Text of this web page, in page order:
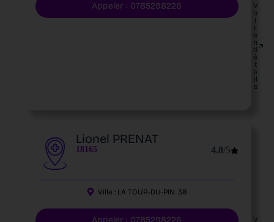
Appeler : 0785298226
V
o
i
r
e
n
d
é
t
a
il
s
Lionel PRENAT
18165 4.8/5
Ville : LA TOUR-DU-PIN 38
V